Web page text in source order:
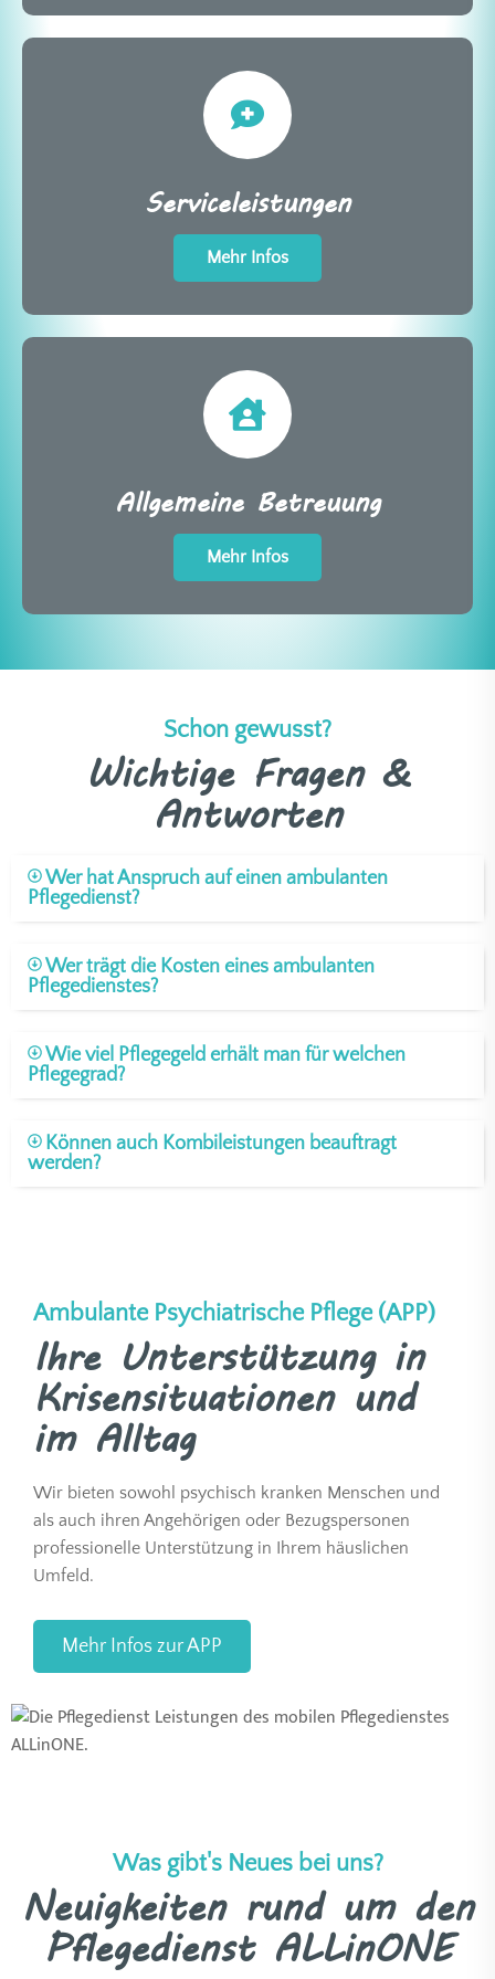
Serviceleistungen
Mehr Infos
Allgemeine Betreuung
Mehr Infos
Schon gewusst?
Wichtige Fragen &
Antworten
Wer hat Anspruch auf einen ambulanten
Pflegedienst?
Wer trägt die Kosten eines ambulanten
Pflegedienstes?
Wie viel Pflegegeld erhält man für welchen
Pflegegrad?
Können auch Kombileistungen beauftragt
werden?
Ambulante Psychiatrische Pflege (APP)
Ihre Unterstützung in
Krisensituationen und
im Alltag
Wir bieten sowohl psychisch kranken Menschen und
als auch ihren Angehörigen oder Bezugspersonen
professionelle Unterstützung in Ihrem häuslichen
Umfeld.
Mehr Infos zur APP
Was gibt's Neues bei uns?
Neuigkeiten rund um den
Pflegedienst ALLinONE